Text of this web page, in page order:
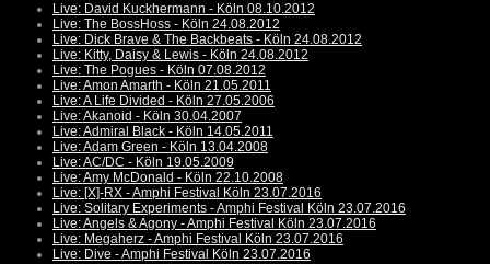
Live: David Kuckhermann - Köln 08.10.2012
Live: The BossHoss - Köln 24.08.2012
Live: Dick Brave & The Backbeats - Köln 24.08.2012
Live: Kitty, Daisy & Lewis - Köln 24.08.2012
Live: The Pogues - Köln 07.08.2012
Live: Amon Amarth - Köln 21.05.2011
Live: A Life Divided - Köln 27.05.2006
Live: Akanoid - Köln 30.04.2007
Live: Admiral Black - Köln 14.05.2011
Live: Adam Green - Köln 13.04.2008
Live: AC/DC - Köln 19.05.2009
Live: Amy McDonald - Köln 22.10.2008
Live: [X]-RX - Amphi Festival Köln 23.07.2016
Live: Solitary Experiments - Amphi Festival Köln 23.07.2016
Live: Angels & Agony - Amphi Festival Köln 23.07.2016
Live: Megaherz - Amphi Festival Köln 23.07.2016
Live: Dive - Amphi Festival Köln 23.07.2016